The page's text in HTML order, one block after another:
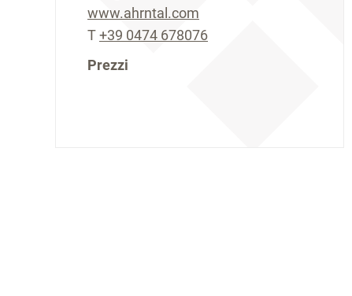
www.ahrntal.com
T+39 0474 678076
Prezzi